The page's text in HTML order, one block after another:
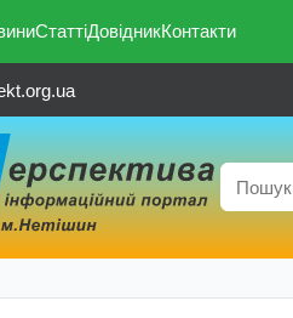
СтаттіДовідникКонтакти